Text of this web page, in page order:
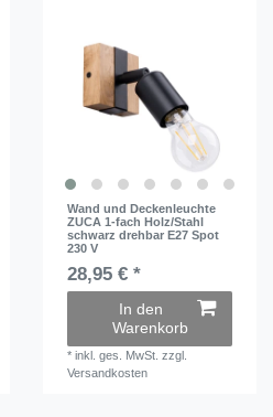
Wand und Deckenleuchte
ZUCA 1-fach Holz/Stahl
schwarz drehbar E27 Spot
230 V
28,95 € *
In den
Warenkorb
*inkl. ges. MwSt. zzgl.
Versandkosten